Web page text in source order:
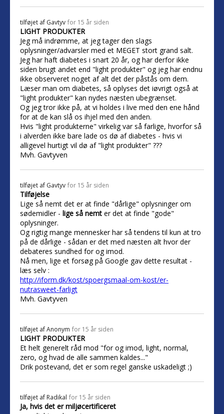
tilføjet af Gavtyv for 15 år siden
LIGHT PRODUKTER
Jeg må indrømme, at jeg tager den slags
oplysninger/advarsler med et MEGET stort grand salt.
Jeg har haft diabetes i snart 20 år, og har derfor ikke
siden brugt andet end "light produkter" og jeg har endnu
ikke observeret noget af alt det der påstås om dem.
Læser man om diabetes, så oplyses det iøvrigt også at
"light produkter" kan nydes næsten ubegrænset.
Og jeg tror ikke på, at vi holdes i live med den ene hånd
for at de kan slå os ihjel med den anden.
Hvis "light produkterne" virkelig var så farlige, hvorfor så
i alverden ikke bare lade os dø af diabetes - hvis vi
alligevel hurtigt vil dø af "light produkter" ???
Mvh. Gavtyven
tilføjet af Gavtyv for 15 år siden
Tilføjelse
Lige så nemt det er at finde "dårlige" oplysninger om
sødemidler - lige så nemt er det at finde "gode"
oplysninger.
Og rigtig mange mennesker har så tendens til kun at tro
på de dårlige - sådan er det med næsten alt hvor der
debateres sundhed for og imod.
Nå men, lige et forsøg på Google gav dette resultat -
læs selv :
http://iform.dk/kost/spoergsmaal-om-kost/er-
nutrasweet-farligt
Mvh. Gavtyven
tilføjet afAnonym for 15 år siden
LIGHT PRODUKTER
Et helt generelt råd mod "for og imod, light, normal,
zero, og hvad de alle sammen kaldes..."
Drik postevand, det er som regel ganske uskadeligt ;)
tilføjet af Radikal for 15 år siden
Ja, hvis det er miljøcertificeret